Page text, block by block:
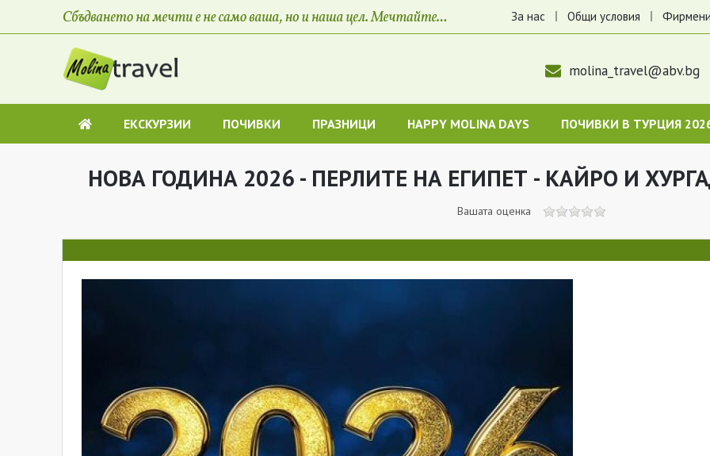
За нас Общи условия
molina_travel@abv.bg
ЕКСКУРЗИИ ПОЧИВКИ ПРАЗНИЦИ HAPPY MOLINA DAYS ПОЧИВКИ В ТУРЦИЯ
НОВА ГОДИНА 2026 - ПЕРЛИТЕ НА ЕГИПЕТ - КАЙРО И
Вашата оценка